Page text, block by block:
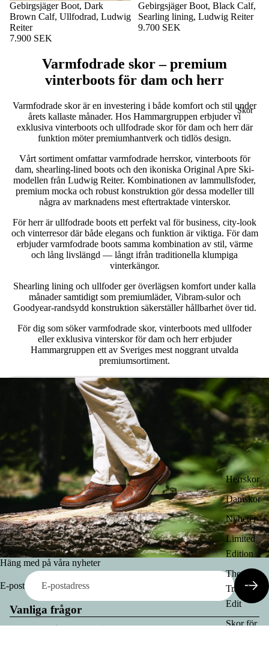
Skor
Herrskor
Damskor
Nyheter
Limited
Edition
The
Travel
Edit
Skor för
Gebirgsjäger Boot, Dark
Brown Calf, Ullfodrad, Ludwig
Reiter
7.900 SEK
Gebirgsjäger Boot, Black Calf,
Searling lining, Ludwig Reiter
9.700 SEK
Varmfodrade skor – premium
vinterboots för dam och herr
Varmfodrade skor är en investering i både komfort och stil under
årets kallaste månader. Hos Hammargruppen erbjuder vi
exklusiva vinterboots och ullfodrade skor för dam och herr där
funktion möter premiumhantverk och tidlös design.
Vårt sortiment omfattar varmfodrade herrskor, vinterboots för
dam, shearling-lined boots och den ikoniska Original Apre Ski-
modellen från Ludwig Reiter. Kombinationen av lammullsfoder,
premium mocka och robust konstruktion gör dessa modeller till
några av marknadens mest eftertraktade vinterskor.
För herr är ullfodrade boots ett perfekt val för business, city-look
och vinterresor där både elegans och funktion är viktiga. För dam
erbjuder varmfodrade boots samma kombination av stil, värme
och lång livslängd — långt ifrån traditionella klumpiga
vinterkängor.
Shearling lining och ullfoder ger överlägsen komfort under kalla
månader samtidigt som premiumläder, Vibram-sulor och
Goodyear-randsydd konstruktion säkerställer hållbarhet över tid.
För dig som söker varmfodrade skor, vinterboots med ullfoder
eller exklusiva vinterskor för dam och herr erbjuder
Hammargruppen ett av Sveriges mest noggrant utvalda
premiumsortiment.
Häng med på våra nyheter
E-post
Vanliga frågor
Leveranskostnad & Leveranstid